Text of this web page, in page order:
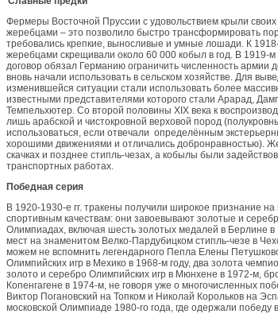
Фермеры Восточной Пруссии с удовольствием крыли
жеребцами – это позволило быстро трансформировать
требовались крепкие, выносливые и умные лошади. К
жеребцами скрещивали около 60 000 кобыл в год. В 1919-
договор обязал Германию ограничить численность армии
вновь начали использовать в сельском хозяйстве. Для
изменившейся ситуации стали использовать более
известными представителями которого стали Арарад,
Темпельхютер. Со второй половины XIX века к
лишь арабской и чистокровной верховой пород
использоваться, если отвечали определённым
хорошими движениями и отличались добронравностью).
скачках и позднее стипль-чезах, а кобылы были
транспортных работах.
Победная серия
В 1920-1930-е гг. тракены получили широкое признание на
спортивным качествам: они завоевывают золотые и
Олимпиадах, включая шесть золотых медалей в Берлине в
мест на знаменитом Велко-Пардубицком стипль-чезе в
можем не вспомнить легендарного Пепла Елены
Олимпийских игр в Мехико в 1968-м году, два золота
золото и серебро Олимпийских игр в Мюнхене в 1972-м,
Копенгагене в 1974-м, не говоря уже о многочисленных
Виктор Погановский на Топком и Николай Корольков на
московской Олимпиаде 1980-го года, где одержали победу